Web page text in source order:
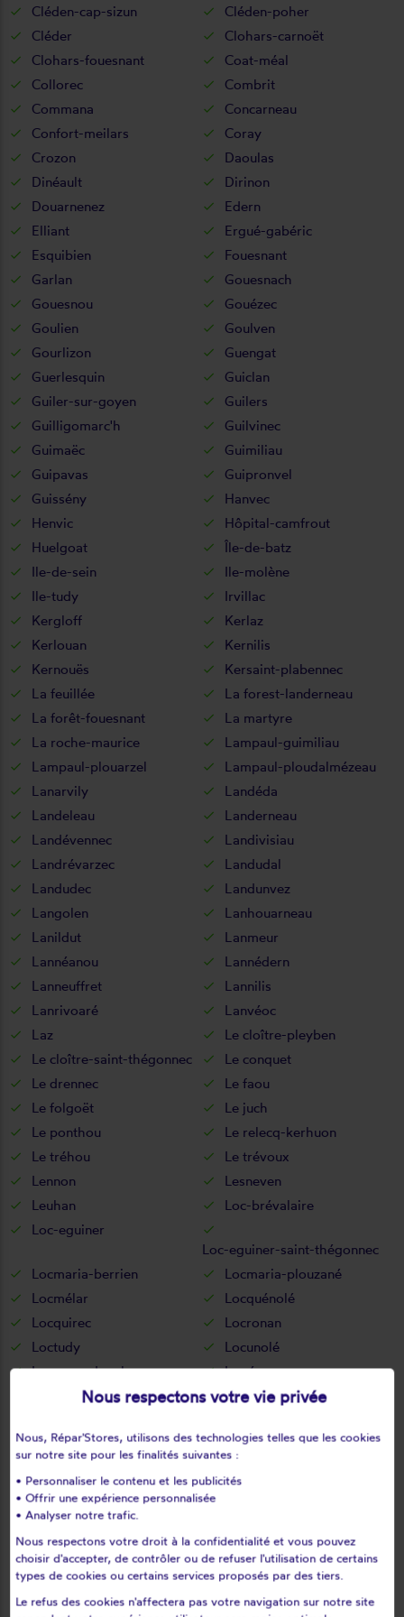
Cléden-cap-sizun
Cléden-poher
Cléder
Clohars-carnoët
Clohars-fouesnant
Coat-méal
Collorec
Combrit
Commana
Concarneau
Confort-meilars
Coray
Crozon
Daoulas
Dinéault
Dirinon
Douarnenez
Edern
Elliant
Ergué-gabéric
Esquibien
Fouesnant
Garlan
Gouesnach
Gouesnou
Gouézec
Goulien
Goulven
Gourlizon
Guengat
Guerlesquin
Guiclan
Guiler-sur-goyen
Guilers
Guilligomarc'h
Guilvinec
Guimaëc
Guimiliau
Guipavas
Guipronvel
Guissény
Hanvec
Henvic
Hôpital-camfrout
Huelgoat
Île-de-batz
Ile-de-sein
Ile-molène
Ile-tudy
Irvillac
Kergloff
Kerlaz
Kerlouan
Kernilis
Kernouës
Kersaint-plabennec
La feuillée
La forest-landerneau
La forêt-fouesnant
La martyre
La roche-maurice
Lampaul-guimiliau
Lampaul-plouarzel
Lampaul-ploudalmézeau
Lanarvily
Landéda
Landeleau
Landerneau
Landévennec
Landivisiau
Landrévarzec
Landudal
Landudec
Landunvez
Langolen
Lanhouarneau
Lanildut
Lanmeur
Lannéanou
Lannédern
Lanneuffret
Lannilis
Lanrivoaré
Lanvéoc
Laz
Le cloître-pleyben
Le cloître-saint-thégonnec
Le conquet
Le drennec
Le faou
Le folgoët
Le juch
Le ponthou
Le relecq-kerhuon
Le tréhou
Le trévoux
Lennon
Lesneven
Leuhan
Loc-brévalaire
Loc-eguiner
Loc-eguiner-saint-thégonnec
Locmaria-berrien
Locmaria-plouzané
Locmélar
Locquénolé
Locquirec
Locronan
Loctudy
Locunolé
Logonna-daoulas
Lopérec
Loperhet
Loqueffret
Melgven
Mellac
Moëlan-sur-mer
Motreff
Ouessant
Pencran
Penmarch
Peumerit
Nous respectons votre vie privée
Nous, Répar'Stores, utilisons des technologies telles que les cookies
sur notre site pour les finalités suivantes :
• Personnaliser le contenu et les publicités
• Offrir une expérience personnalisée
• Analyser notre trafic.
Nous respectons votre droit à la confidentialité et vous pouvez
choisir d'accepter, de contrôler ou de refuser l'utilisation de certains
types de cookies ou certains services proposés par des tiers.
Le refus des cookies n'affectera pas votre navigation sur notre site